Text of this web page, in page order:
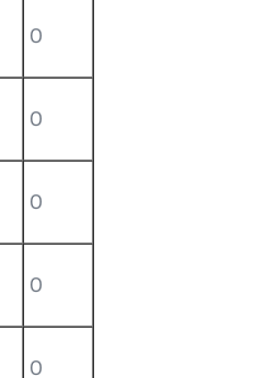
0
0
0
0
0